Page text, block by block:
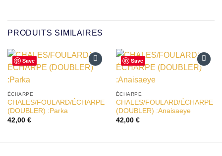
PRODUITS SIMILAIRES
Save
ÉCHARPE
CHALES/FOULARD/ÉCHARPE
(DOUBLER) :Parka
42,00 €
Save
ÉCHARPE
CHALES/FOULARD/ÉCHARPE
(DOUBLER) :Anaisaeye
42,00 €